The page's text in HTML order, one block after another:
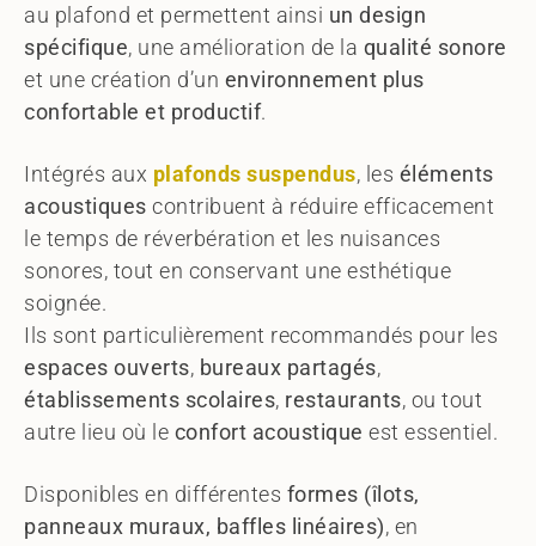
au plafond et permettent ainsi un design
spécifique, une amélioration de la qualité sonore
et une création d’un environnement plus
confortable et productif.
Intégrés aux plafonds suspendus, les éléments
acoustiques contribuent à réduire efficacement
le temps de réverbération et les nuisances
sonores, tout en conservant une esthétique
soignée.
Ils sont particulièrement recommandés pour les
espaces ouverts, bureaux partagés,
établissements scolaires, restaurants, ou tout
autre lieu où le confort acoustique est essentiel.
Disponibles en différentes formes (îlots,
panneaux muraux, baffles linéaires), en